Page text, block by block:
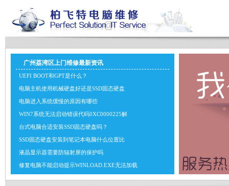
广州荔湾区上门维修最新资讯
UEFI BOOT和GPT是什么？
电脑主机使用机械硬盘好还是SSD固态硬盘
电脑进入系统缓慢的原因有哪些
WIN7系统无法启动错误代码0XC0000225解
台式电脑合适安装SSD固态硬盘吗？
SSD固态硬盘安装到笔记本电脑什么位置比
液晶显示器需要防辐射屏的保护吗
修复电脑不能启动提示WINLOAD.EXE无法加载